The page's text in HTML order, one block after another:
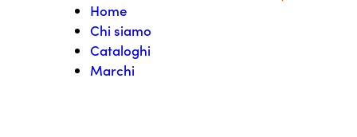
Home
Chi siamo
Cataloghi
Marchi